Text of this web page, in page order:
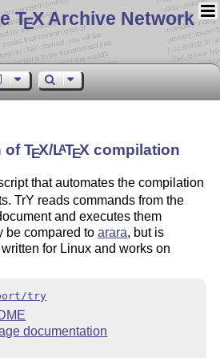
TEX Archive Network
ofTEX/LATEX compilation
that automates the compilation
TrY reads commands from the
and executes them
be compared toarara, but is
for Linux and works on
try
documentation